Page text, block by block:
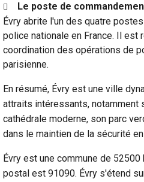
Le poste de
Évry abrite l'un des quatre
police nationale en France. Il est
coordination des opérations de
parisienne.
En résumé, Évry est une ville
attraits intéressants, notamment
cathédrale moderne, son parc
dans le maintien de la sécurité
Évry est une commune de
postal est 91090. Évry s'étend